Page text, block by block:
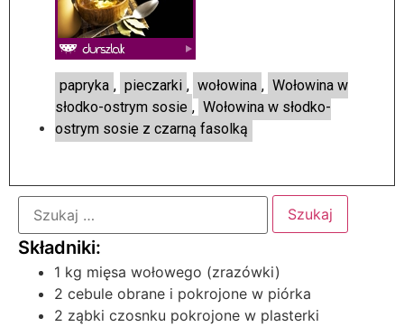
papryka , pieczarki , wołowina , Wołowina w
słodko-ostrym sosie , Wołowina w słodko-
ostrym sosie z czarną fasolką
1 kg mięsa wołowego (zrazówki)
2 cebule obrane i pokrojone w piórka
2 ząbki czosnku pokrojone w plasterki